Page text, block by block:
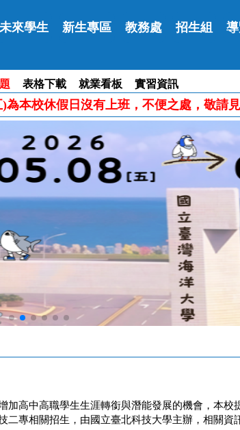
未來學生 新生專區 教務處 招生組
表格下載 就業看板 實習資訊
為本校休假日沒有上班，不便之處，敬請見
加高中高職學生生涯轉銜與潛能發展的機會，本校
二專相關招生，由國立臺北科技大學主辦，相關資